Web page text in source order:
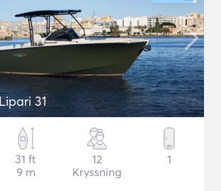
31
31 ft
9 m
12
Kryssning
1